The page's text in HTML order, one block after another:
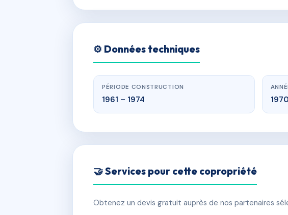
⚙️ Données techniques
PÉRIODE CONSTRUCTION
1961 – 1974 1970
🤝 Services pour cette copropriété
Obtenez un devis gratuit auprès de nos partenaires